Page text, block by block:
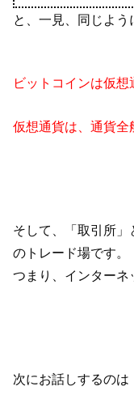
と、一見、同じよう
ビットコインは仮
仮想通貨は、通貨全
そして、「取引所
のトレード場です。
つまり、インターネ
次にお話しするのは